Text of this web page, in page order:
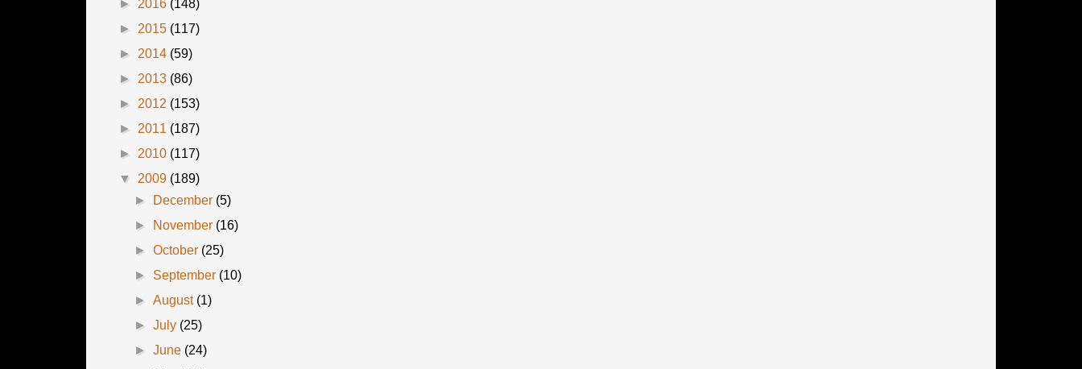
► 2016 (148)
► 2015 (117)
► 2014 (59)
► 2013 (86)
► 2012 (153)
► 2011 (187)
► 2010 (117)
▼ 2009 (189)
►
December (5)
►
November (16)
►October (25)
► September (10)
►August (1)
►July (25)
►June (24)